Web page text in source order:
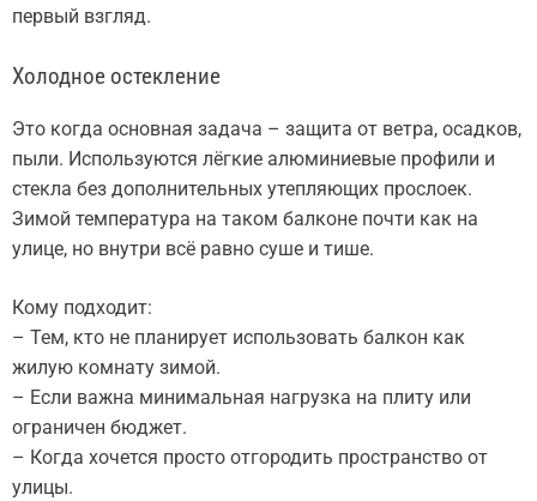
первый взгляд.
Холодное остекление
Это когда основная задача – защита от ветра, осадков,
пыли. Используются лёгкие алюминиевые профили и
стекла без дополнительных утепляющих прослоек.
Зимой температура на таком балконе почти как на
улице, но внутри всё равно суше и тише.
Кому подходит:
– Тем, кто не планирует использовать балкон как
жилую комнату зимой.
– Если важна минимальная нагрузка на плиту или
ограничен бюджет.
– Когда хочется просто отгородить пространство от
улицы.